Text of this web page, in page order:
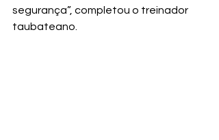
segurança”, completou o treinador
taubateano.